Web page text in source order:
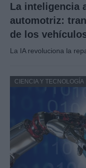
La inteligencia
automotriz:
de los
La IA revoluciona la
CIENCIA Y TECNOLOGÍA